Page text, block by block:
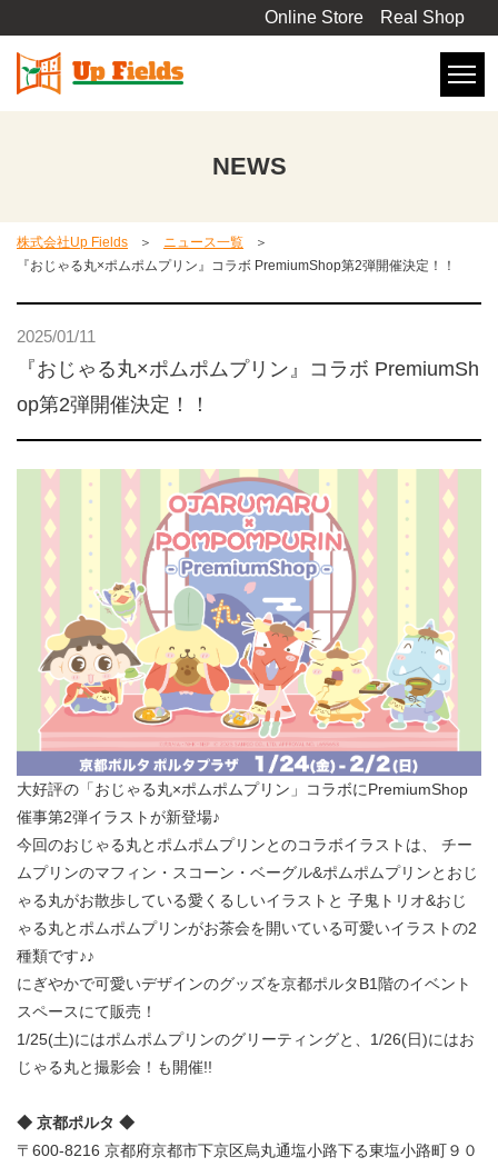
Online Store Real Shop
NEWS
株式会社Up Fields
ニュース一覧
『おじゃる丸×ポムポムプリン』コラボ PremiumShop第2弾開催決定！！
2025/01/11
『おじゃる丸×ポムポムプリン』コラボ PremiumSh
op第2弾開催決定！！
大好評の「おじゃる丸×ポムポムプリン」コラボにPremiumShop
催事第2弾イラストが新登場♪
今回のおじゃる丸とポムポムプリンとのコラボイラストは、 チー
ムプリンのマフィン・スコーン・ベーグル&ポムポムプリンとおじ
ゃる丸がお散歩している愛くるしいイラストと 子鬼トリオ&おじ
ゃる丸とポムポムプリンがお茶会を開いている可愛いイラストの2
種類です♪♪
にぎやかで可愛いデザインのグッズを京都ポルタB1階のイベント
スペースにて販売！
1/25(土)にはポムポムプリンのグリーティングと、1/26(日)にはお
じゃる丸と撮影会！も開催!!
◆ 京都ポルタ ◆
〒600-8216 京都府京都市下京区烏丸通塩小路下る東塩小路町９０